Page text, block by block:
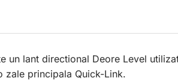
un lant directional Deore Level
zale principala Quick-Link.